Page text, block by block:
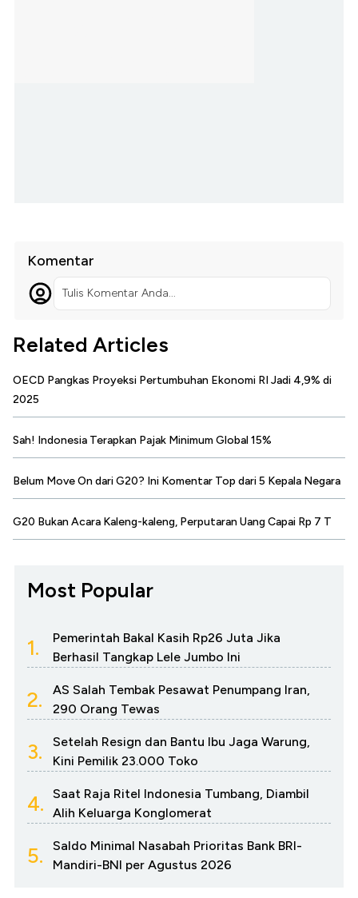
Komentar
Tulis Komentar Anda...
Related Articles
OECD Pangkas Proyeksi Pertumbuhan Ekonomi RI Jadi 4,9% di
2025
Sah! Indonesia Terapkan Pajak Minimum Global 15%
Belum Move On dari G20? Ini Komentar Top dari 5 Kepala Negara
G20 Bukan Acara Kaleng-kaleng, Perputaran Uang Capai Rp 7 T
Most Popular
1.
Pemerintah Bakal Kasih Rp26 Juta Jika
Berhasil Tangkap Lele Jumbo Ini
2.
AS Salah Tembak Pesawat Penumpang Iran,
290 Orang Tewas
3.
Setelah Resign dan Bantu Ibu Jaga Warung,
Kini Pemilik 23.000 Toko
4.
Saat Raja Ritel Indonesia Tumbang, Diambil
Alih Keluarga Konglomerat
5.
Saldo Minimal Nasabah Prioritas Bank BRI-
Mandiri-BNI per Agustus 2026